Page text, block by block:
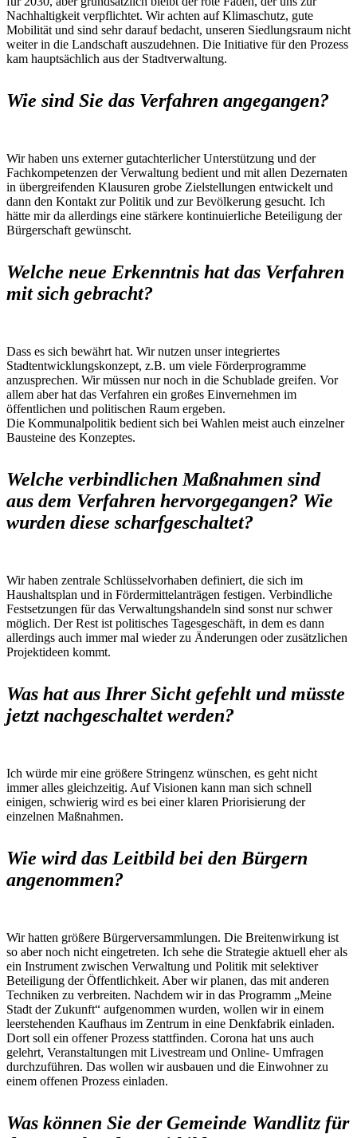
Nachhaltigkeit verpflichtet. Wir achten auf Klimaschutz, gute
Mobilität und sind sehr darauf bedacht, unseren Siedlungsraum nicht
weiter in die Landschaft auszudehnen. Die Initiative für den Prozess
kam hauptsächlich aus der Stadtverwaltung.
Wie sind Sie das Verfahren angegangen?
Wir haben uns externer gutachterlicher Unterstützung und der
Fachkompetenzen der Verwaltung bedient und mit allen Dezernaten
in übergreifenden Klausuren grobe Zielstellungen entwickelt und
dann den Kontakt zur Politik und zur Bevölkerung gesucht. Ich
hätte mir da allerdings eine stärkere kontinuierliche Beteiligung der
Bürgerschaft gewünscht.
Welche neue Erkenntnis hat das Verfahren
mit sich gebracht?
Dass es sich bewährt hat. Wir nutzen unser integriertes
Stadtentwicklungskonzept, z.B. um viele Förderprogramme
anzusprechen. Wir müssen nur noch in die Schublade greifen. Vor
allem aber hat das Verfahren ein großes Einvernehmen im
öffentlichen und politischen Raum ergeben.
Die Kommunalpolitik bedient sich bei Wahlen meist auch einzelner
Bausteine des Konzeptes.
Welche verbindlichen Maßnahmen sind
aus dem Verfahren hervorgegangen? Wie
wurden diese scharfgeschaltet?
Wir haben zentrale Schlüsselvorhaben definiert, die sich im
Haushaltsplan und in Fördermittelanträgen festigen. Verbindliche
Festsetzungen für das Verwaltungshandeln sind sonst nur schwer
möglich. Der Rest ist politisches Tagesgeschäft, in dem es dann
allerdings auch immer mal wieder zu Änderungen oder zusätzlichen
Projektideen kommt.
Was hat aus Ihrer Sicht gefehlt und müsste
jetzt nachgeschaltet werden?
Ich würde mir eine größere Stringenz wünschen, es geht nicht
immer alles gleichzeitig. Auf Visionen kann man sich schnell
einigen, schwierig wird es bei einer klaren Priorisierung der
einzelnen Maßnahmen.
Wie wird das Leitbild bei den Bürgern
angenommen?
Wir hatten größere Bürgerversammlungen. Die Breitenwirkung ist
so aber noch nicht eingetreten. Ich sehe die Strategie aktuell eher als
ein Instrument zwischen Verwaltung und Politik mit selektiver
Beteiligung der Öffentlichkeit. Aber wir planen, das mit anderen
Techniken zu verbreiten. Nachdem wir in das Programm „Meine
Stadt der Zukunft“ aufgenommen wurden, wollen wir in einem
leerstehenden Kaufhaus im Zentrum in eine Denkfabrik einladen.
Dort soll ein offener Prozess stattfinden. Corona hat uns auch
gelehrt, Veranstaltungen mit Livestream und Online- Umfragen
durchzuführen. Das wollen wir ausbauen und die Einwohner zu
einem offenen Prozess einladen.
Was können Sie der Gemeinde Wandlitz für